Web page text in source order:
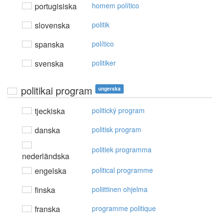
portugisiska homem político
slovenska politik
spanska político
svenska politiker
politikai program ungerska
tjeckiska politický program
danska politisk program
nederländska
politiek programma
engelska political programme
finska poliittinen ohjelma
franska programme politique